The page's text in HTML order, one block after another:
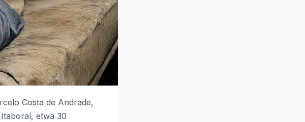
Costa de Andrade,
etwa 30